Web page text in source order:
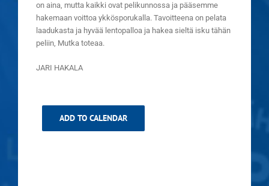
on aina, mutta kaikki ovat pelikunnossa ja pääsemme
hakemaan voittoa ykkösporukalla. Tavoitteena on pelata
laadukasta ja hyvää lentopalloa ja hakea sieltä isku tähän
peliin, Mutka toteaa.
JARI HAKALA
ADD TO CALENDAR